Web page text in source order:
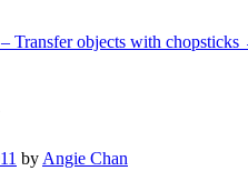
Transfer objects with chopsticks
by Angie Chan